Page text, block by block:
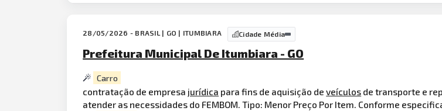
28/05/2026 - BRASIL | GO | ITUMBIARA Cidade Média
Prefeitura Municipal De Itumbiara - GO
Carro
contratação de empresa jurídica para fins de aquisição deveículos de transporte e
atender as necessidades do FEMBOM. Tipo: Menor Preço Por Item. Conforme